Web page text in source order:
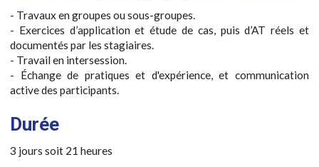
- Travaux en groupes ou sous-groupes.
- Exercices d’application et étude de cas, puis d’AT réels et
documentés par les stagiaires.
- Travail en intersession.
- Échange de pratiques et d'expérience, et communication
active des participants.
Durée
3 jours soit 21 heures